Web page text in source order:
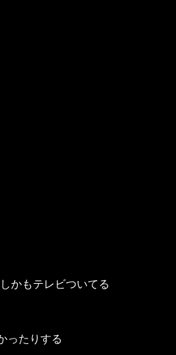
かもテレビついてる
ったりする